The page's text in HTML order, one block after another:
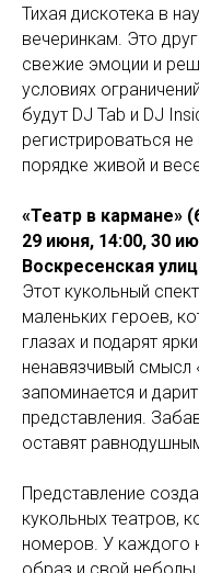
Тихая дискотека в
вечеринкам. Это
свежие эмоции и
условиях
будут DJ Tab и DJ
регистрироваться
порядке живой и
«Театр в кармане»
29 июня, 14:00, 30
Воскресенская
Этот кукольный
маленьких героев,
глазах и подарят
ненавязчивый смысл
запоминается и
представления.
оставят
Представление
кукольных театров,
номеров. У каждого